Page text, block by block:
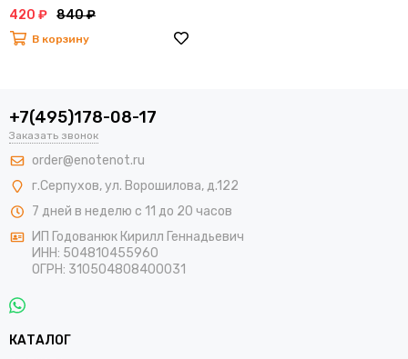
Пластик Soft Touch, 6/6S
420 ₽ 840 ₽
В корзину
+7(495)178-08-17
Заказать звонок
order@enotenot.ru
г.Серпухов, ул. Ворошилова, д.122
7 дней в неделю с 11 до 20 часов
ИП Годованюк Кирилл Геннадьевич
ИНН: 504810455960
ОГРН: 310504808400031
КАТАЛОГ